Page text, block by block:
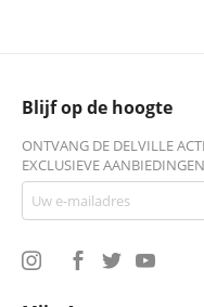
Blijf op de hoogte
ONTVANG DE DELVILLE
EXCLUSIEVE AANBIEDINGEN